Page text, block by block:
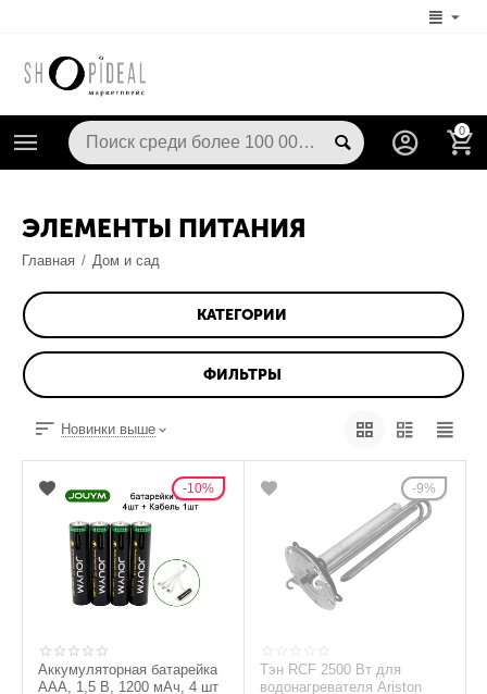
0
ЭЛЕМЕНТЫ ПИТАНИЯ
Главная / Дом и сад
КАТЕГОРИИ
ФИЛЬТРЫ
Новинки выше
10%
Аккумуляторная батарейка
AAA, 1,5 В, 1200 мАч, 4 шт
9%
Тэн RCF 2500 Вт для
водонагревателя Ariston